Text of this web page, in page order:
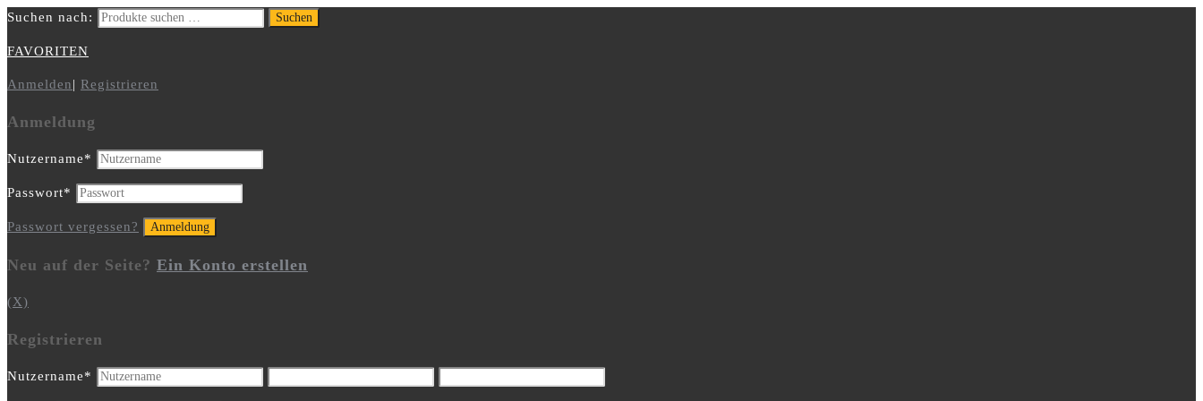
Suchen nach: Suchen
FAVORITEN
Anmelden| Registrieren
Anmeldung
Nutzername*
Passwort*
Passwort vergessen?
Neu auf der Seite? Ein Konto erstellen
(X)
Registrieren
Nutzername*